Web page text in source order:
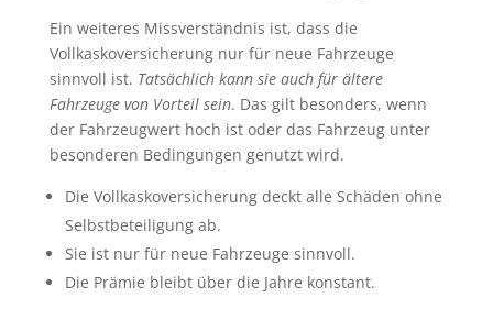
Ein weiteres Missverständnis ist, dass die
Vollkaskoversicherung nur für neue Fahrzeuge
sinnvoll ist. Tatsächlich kann sie auch für ältere
Fahrzeuge von Vorteil sein. Das gilt besonders, wenn
der Fahrzeugwert hoch ist oder das Fahrzeug unter
besonderen Bedingungen genutzt wird.
Die Vollkaskoversicherung deckt alle Schäden ohne
Selbstbeteiligung ab.
Sie ist nur für neue Fahrzeuge sinnvoll.
Die Prämie bleibt über die Jahre konstant.